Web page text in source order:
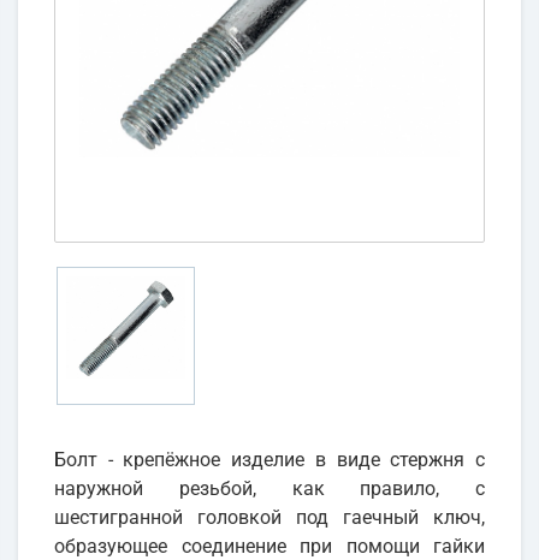
Болт - крепёжное изделие в виде стержня с
наружной резьбой, как правило, с
шестигранной головкой под гаечный ключ,
образующее соединение при помощи гайки